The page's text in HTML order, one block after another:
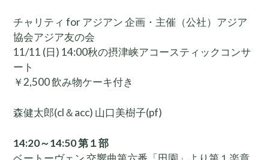
チャリティ for アジアン 企画・主催（公社）アジア
協会アジア友の会
11/11 (日) 14:00秋の摂津峡アコースティックコンサ
ート
￥2,500 飲み物ケーキ付き
森健太郎(cl＆acc) 山口美樹子(pf)
14:20～14:50 第１部